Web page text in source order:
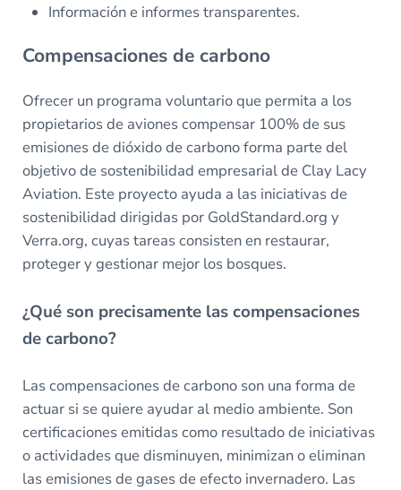
Información e informes transparentes.
Compensaciones de carbono
Ofrecer un programa voluntario que permita a los
propietarios de aviones compensar 100% de sus
emisiones de dióxido de carbono forma parte del
objetivo de sostenibilidad empresarial de Clay Lacy
Aviation. Este proyecto ayuda a las iniciativas de
sostenibilidad dirigidas por GoldStandard.org y
Verra.org, cuyas tareas consisten en restaurar,
proteger y gestionar mejor los bosques.
¿Qué son precisamente las compensaciones
de carbono?
Las compensaciones de carbono son una forma de
actuar si se quiere ayudar al medio ambiente. Son
certificaciones emitidas como resultado de iniciativas
o actividades que disminuyen, minimizan o eliminan
las emisiones de gases de efecto invernadero. Las